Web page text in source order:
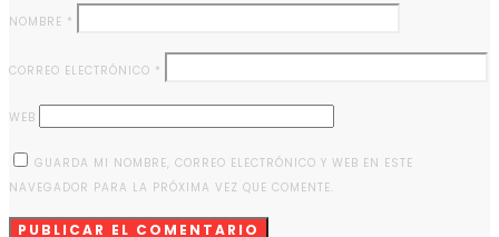
NOMBRE *
CORREO ELECTRÓNICO *
WEB
GUARDA MI NOMBRE, CORREO ELECTRÓNICO Y WEB EN ESTE
NAVEGADOR PARA LA PRÓXIMA VEZ QUE COMENTE.